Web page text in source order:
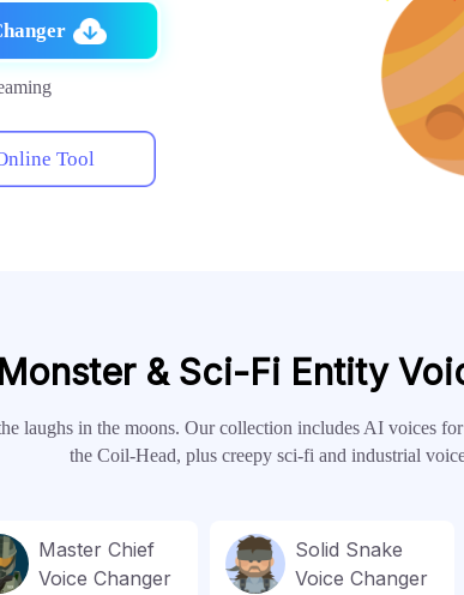
Tool
& Sci-Fi Entity
laughs in the moons. Our collection includes AI voices
the Coil-Head, plus creepy sci-fi and industrial
Master Chief
Voice Changer
Solid Snake
Voice Changer